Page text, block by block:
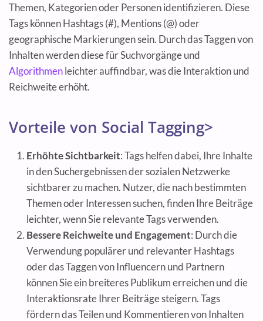
Themen, Kategorien oder Personen identifizieren. Diese
Tags können Hashtags (#), Mentions (@) oder
geographische Markierungen sein. Durch das Taggen von
Inhalten werden diese für Suchvorgänge und
Algorithmenleichter auffindbar, was die Interaktion und
Reichweite erhöht.
Vorteile von Social Tagging>
Erhöhte Sichtbarkeit: Tags helfen dabei, Ihre Inhalte
in den Suchergebnissen der sozialen Netzwerke
sichtbarer zu machen. Nutzer, die nach bestimmten
Themen oder Interessen suchen, finden Ihre Beiträge
leichter, wenn Sie relevante Tags verwenden.
Bessere Reichweite und Engagement: Durch die
Verwendung populärer und relevanter Hashtags
oder das Taggen von Influencern und Partnern
können Sie ein breiteres Publikum erreichen und die
Interaktionsrate Ihrer Beiträge steigern. Tags
fördern das Teilen und Kommentieren von Inhalten